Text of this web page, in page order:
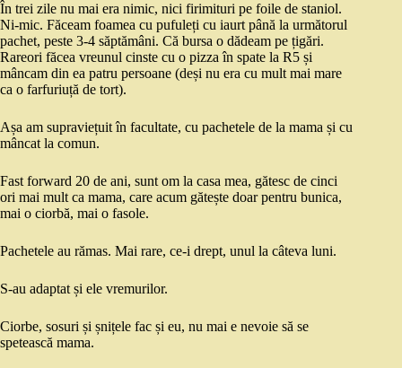
În trei zile nu mai era nimic, nici firimituri pe foile de staniol.
Ni-mic. Făceam foamea cu pufuleți cu iaurt până la următorul
pachet, peste 3-4 săptămâni. Că bursa o dădeam pe țigări.
Rareori făcea vreunul cinste cu o pizza în spate la R5 și
mâncam din ea patru persoane (deși nu era cu mult mai mare
ca o farfuriuță de tort).
Așa am supraviețuit în facultate, cu pachetele de la mama și cu
mâncat la comun.
Fast forward 20 de ani, sunt om la casa mea, gătesc de cinci
ori mai mult ca mama, care acum gătește doar pentru bunica,
mai o ciorbă, mai o fasole.
Pachetele au rămas. Mai rare, ce-i drept, unul la câteva luni.
S-au adaptat și ele vremurilor.
Ciorbe, sosuri și șnițele fac și eu, nu mai e nevoie să se
spetească mama.